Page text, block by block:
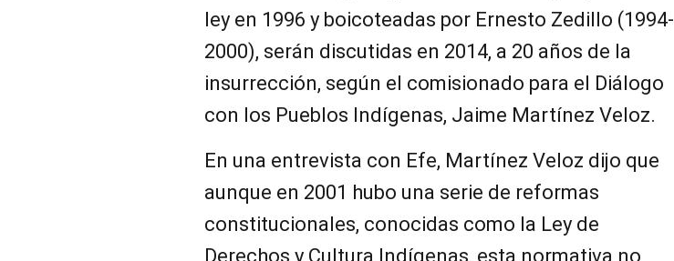
ley en 1996 y boicoteadas por Ernesto Zedillo (1994-
2000), serán discutidas en 2014, a 20 años de la
insurrección, según el comisionado para el Diálogo
con los Pueblos Indígenas, Jaime Martínez Veloz.
En una entrevista con Efe, Martínez Veloz dijo que
aunque en 2001 hubo una serie de reformas
constitucionales, conocidas como la Ley de
Derechos y Cultura Indígenas, esta normativa no